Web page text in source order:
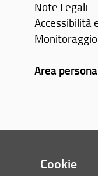
Note Legali
Accessibilità
Monitoraggio
Area
Cookie